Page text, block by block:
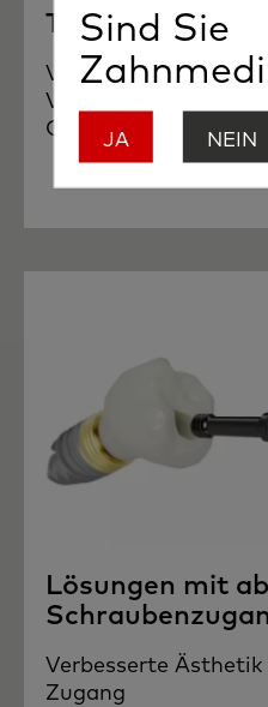
Tempshell
Verschraubte
Versorgung am Tag
Gemeinschaftliche
Lösungen mit
Verbesserte
Zugang
Sind Sie
JA NEIN